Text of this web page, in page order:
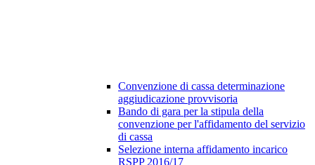
Convenzione di cassa determinazione
aggiudicazione provvisoria
Bando di gara per la stipula della
convenzione per l'affidamento del servizio
di cassa
Selezione interna affidamento incarico
RSPP 2016/17